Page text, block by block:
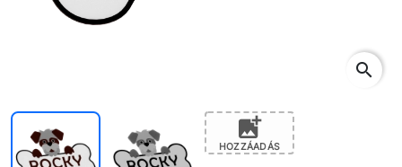
search
add_photo_alternate
HOZZÁADÁS